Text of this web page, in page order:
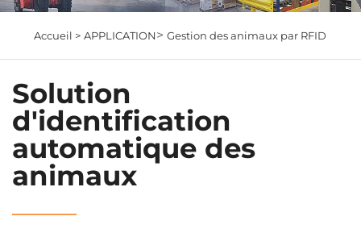
Accueil > APPLICATION> Gestion des animaux par RFID
Solution
d'identification
automatique des
animaux